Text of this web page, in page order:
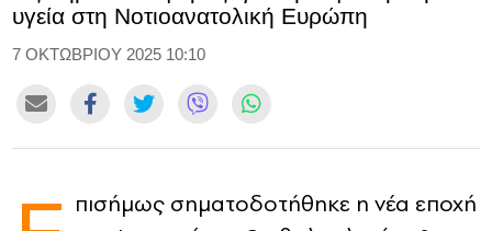
MEDIALAND
υγεία στη Νοτιοανατολική Ευρώπη
7 ΟΚΤΩΒΡΙΟΥ 2025 10:10
πισήμως σηματοδοτήθηκε η νέα εποχή